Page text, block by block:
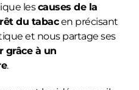
lescauses de la
du tabacen précisant
et nous partage ses
grâce à un
.